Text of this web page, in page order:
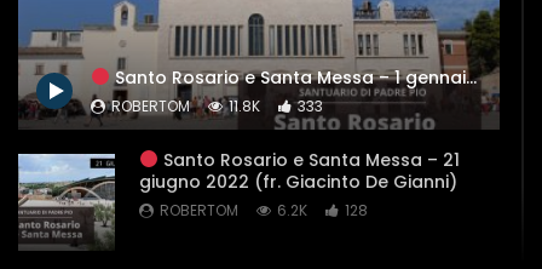
Santo Rosario e Santa Messa – 1 gennaio 2022 (fr. Carlo M. Laborde)
ROBERTOM 11.8K 333
Santo Rosario e Santa Messa – 21
giugno 2022 (fr. Giacinto De Gianni)
ROBERTOM 6.2K 128